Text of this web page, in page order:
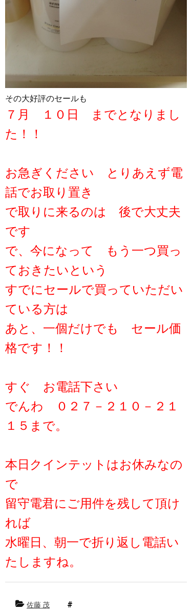
その大好評のセールも
７月 １０日 までとなりまし
た！！
お急ぎください とりあえず電
話でお取り置き
で取りに来るのは 後で大丈夫
です
で、今になって もう一つ買っ
ておきたいという
すでにセールで買っていただい
ている方は
あと、一個だけでも セール価
格です！！
すぐ お電話下さい
でんわ ０２７－２１０－２１
１５まで。
本日クインテットはお休みなの
で
留守電君にご用件を残して頂け
れば
水曜日、朝一で折り返し電話い
たしますね。
佐藤 茂